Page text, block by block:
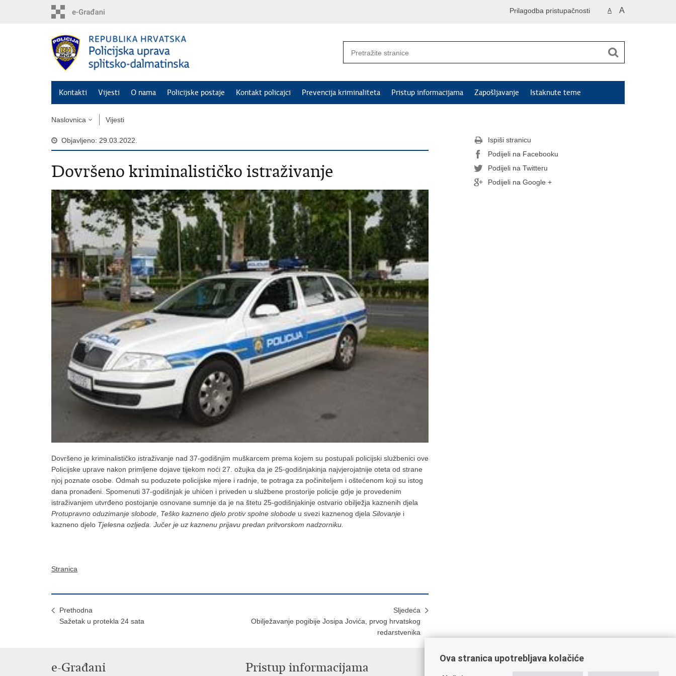
A A
Prilagodba pristupačnosti
Kontakti Vijesti O nama Policijske postaje Kontakt policajci Prevencija kriminaliteta Pristup informacijama Zapošljavanje Istaknute teme
Naslovnica Vijesti
Objavljeno: 29.03.2022.
Dovršeno kriminalističko istraživanje
Dovršeno je kriminalističko istraživanje nad 37-godišnjim muškarcem prema kojem su postupali policijski službenici ove
Policijske uprave nakon primljene dojave tijekom noći 27. ožujka da je 25-godišnjakinja najvjerojatnije oteta od strane
njoj poznate osobe. Odmah su poduzete policijske mjere i radnje, te potraga za počiniteljem i oštećenom koji su istog
dana pronađeni. Spomenuti 37-godišnjak je uhićen i priveden u službene prostorije policije gdje je provedenim
istraživanjem utvrđeno postojanje osnovane sumnje da je na štetu 25-godišnjakinje ostvario obilježja kaznenih djela
Protupravno oduzimanje slobode Teško kazneno djelo protiv spolne slobode u svezi kaznenog djela Silovanje i
kazneno djelo Tjelesna ozljeda. Jučer je uz kaznenu prijavu predan pritvorskom nadzorniku.
Stranica
Prethodna
Sažetak u protekla 24 sata
Sljedeća
Obilježavanje pogibije Josipa Jovića, prvog hrvatskog
redarstvenika
Ispiši stranicu
Podijeli na Facebooku
Podijeli na Twitteru
Podijeli na Google +
e-Građani Pristup informacijama Važne poveznice
Ova stranica upotrebljava kolačiće